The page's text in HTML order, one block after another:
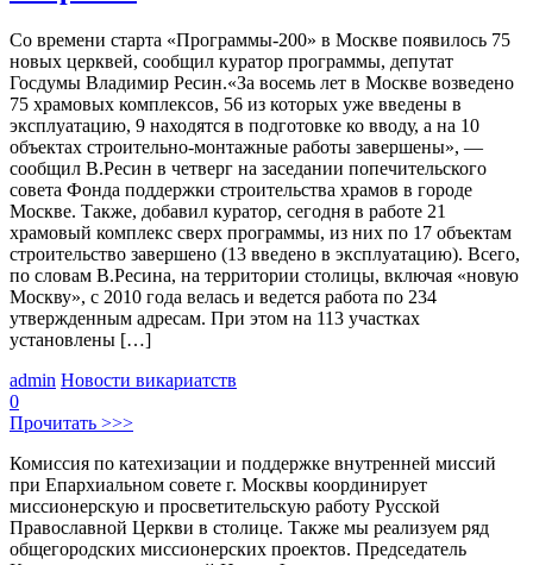
Со времени старта «Программы-200» в Москве появилось 75
новых церквей, сообщил куратор программы, депутат
Госдумы Владимир Ресин.«За восемь лет в Москве возведено
75 храмовых комплексов, 56 из которых уже введены в
эксплуатацию, 9 находятся в подготовке ко вводу, а на 10
объектах строительно-монтажные работы завершены», —
сообщил В.Ресин в четверг на заседании попечительского
совета Фонда поддержки строительства храмов в городе
Москве. Также, добавил куратор, сегодня в работе 21
храмовый комплекс сверх программы, из них по 17 объектам
строительство завершено (13 введено в эксплуатацию). Всего,
по словам В.Ресина, на территории столицы, включая «новую
Москву», с 2010 года велась и ведется работа по 234
утвержденным адресам. При этом на 113 участках
установлены […]
admin Новости викариатств
0
Прочитать >>>
Комиссия по катехизации и поддержке внутренней миссий
при Епархиальном совете г. Москвы координирует
миссионерскую и просветительскую работу Русской
Православной Церкви в столице. Также мы реализуем ряд
общегородских миссионерских проектов. Председатель